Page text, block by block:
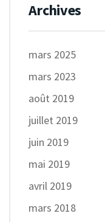
Archives
mars 2025
mars 2023
août 2019
juillet 2019
juin 2019
mai 2019
avril 2019
mars 2018